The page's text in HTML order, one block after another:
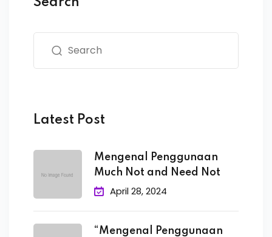
Latest Post
Mengenal Penggunaan
Much Not and Need Not
April 28, 2024
“Mengenal Penggunaan